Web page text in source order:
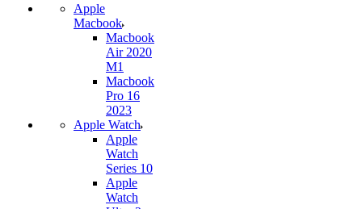
Apple
Macbook
Macbook
Air 2020
M1
Macbook
Pro 16
2023
Apple Watch
Apple
Watch
Series 10
Apple
Watch